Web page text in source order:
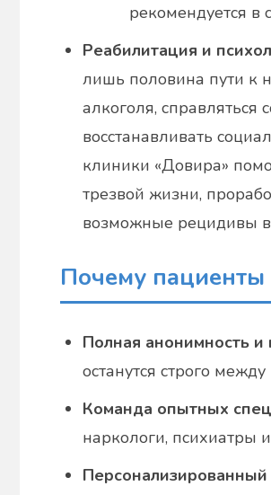
рекомендуется в
Реабилитация и
лишь половина пути к
алкоголя, справляться
восстанавливать
клиники «Довира»
трезвой жизни,
возможные рецидивы
Почему пациенты
Полная анонимность
останутся строго
Команда опытных
наркологи, психиатры